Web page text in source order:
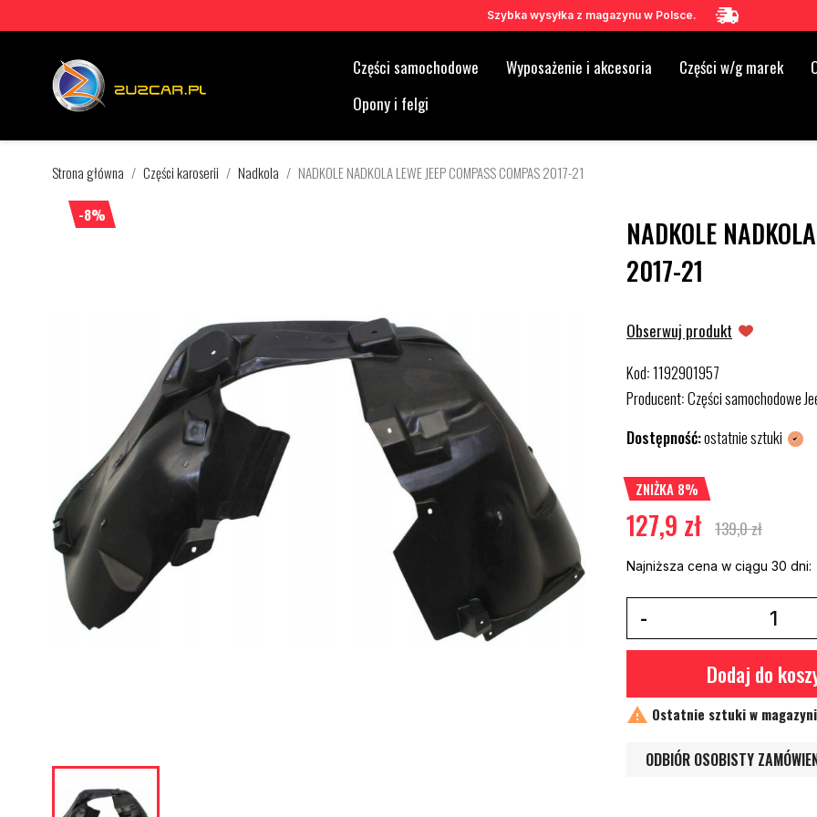
Szybka wysyłka z magazynu w Polsce.
Części samochodowe Wyposażenie i akcesoria Części w/g marek
Opony i felgi
Strona główna Części karoserii Nadkola NADKOLE NADKOLA LEWE JEEP COMPASS COMPAS 2017-21
-8%
NADKOLE
2017-21
Obserwuj produkt
Kod:1192901957
Producent:Części samochodowe
Dostępność:ostatnie sztuki
ZNIŻKA 8%
127,9 zł 139,0 zł
Najniższa cena w ciągu 30 dni:
Dodaj do
 Ostatnie sztuki w
ODBIÓR OSOBISTY